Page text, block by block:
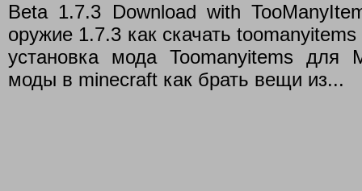
Beta 1.7.3 Download with
оружие 1.7.3 как скачать
установка мода Toomanyitems для
моды в minecraft как брать вещи из...